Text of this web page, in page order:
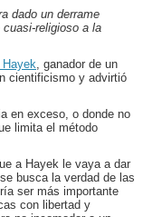
dado un derrame
religioso a la
Hayek, ganador de un
cientificismo y advirtió
en exceso, o donde no
limita el método
a Hayek le vaya a dar
busca la verdad de las
ser más importante
con libertad y